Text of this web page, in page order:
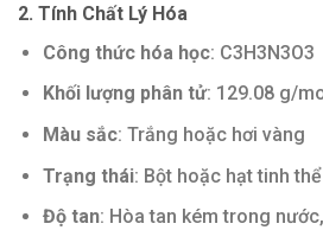
2. Tính Chất Lý Hóa
Công thức hóa học: C3H3N3O3
Khối lượng phân tử: 129.08 g/
Màu sắc: Trắng hoặc hơi vàng
Trạng thái: Bột hoặc hạt tinh thể
Độ tan: Hòa tan kém trong